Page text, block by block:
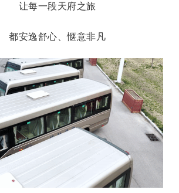
让每一段天府之旅
都安逸舒心、惬意非凡